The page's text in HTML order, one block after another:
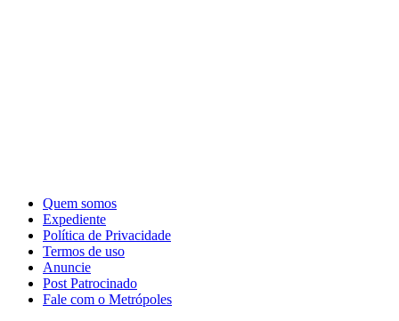
Quem somos
Expediente
Política de Privacidade
Termos de uso
Anuncie
Post Patrocinado
Fale com o Metrópoles